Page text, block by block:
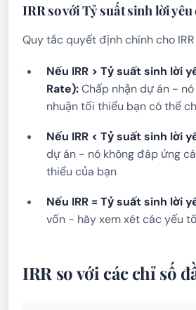
IRR so với Tỷ suất sinh lời yêu
Quy tắc quyết định chính cho
Nếu IRR > Tỷ suất sinh lời
Rate):Chấp nhận dự án -
nhuận tối thiểu bạn có thể
Nếu IRR < Tỷ suất sinh lời
dự án - nó không đáp ứng
thiểu của bạn
Nếu IRR = Tỷ suất sinh lời
vốn - hãy xem xét các yếu
IRR so với các chỉ số